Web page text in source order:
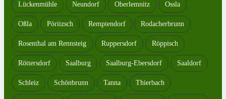
Lückenmühle Neundorf Oberlemnitz Ossla
Oßla Pöritzsch Remptendorf Rodacherbrunn
Rosenthal am Rennsteig Ruppersdorf Röppisch
Röttersdorf Saalburg Saalburg-Ebersdorf Saaldorf
Schleiz Schönbrunn Tanna Thierbach